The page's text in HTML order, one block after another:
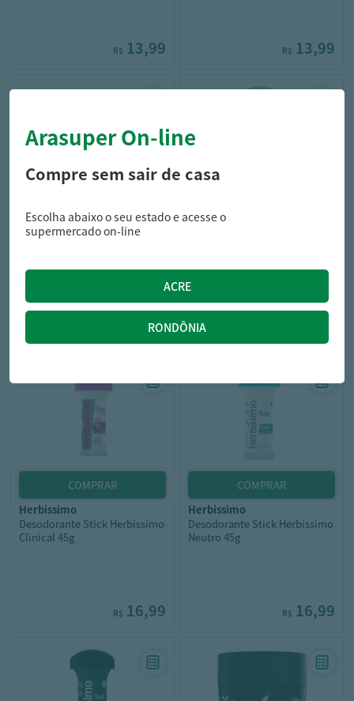
R$ 13,99 R$ 13,99
herbissimo
Desodorante Stick Herbissimo
16,99
herbissimo
Desodorante Stick Herbissimo
Clinical 45g
R$ 16,99
herbissimo
Desodorante Stick Herbissimo
Neutro 45g
R$ 16,99
Arasuper On-line
Compre sem sair de casa
Escolha abaixo o seu estado e acesse o
supermercado on-line